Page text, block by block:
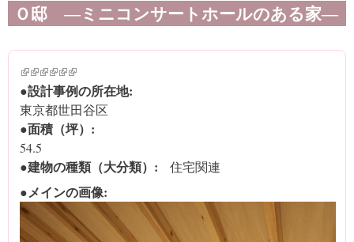
Ｏ邸 ―ミニコンサートホールのある家―
(link is external)
(link is external)
(link is external)
(link is external)
(link is external)
(link is external)
●設計事例の所在地:
東京都世田谷区
●面積（坪）:
54.5
●建物の種類（大分類）: 住宅関連
●メインの画像: